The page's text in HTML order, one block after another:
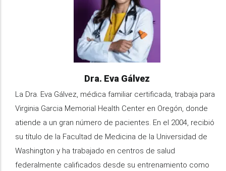
Name
Dra. Eva Gálvez
Information
La Dra. Eva Gálvez, médica familiar certificada, trabaja para
Virginia Garcia Memorial Health Center en Oregón, donde
atiende a un gran número de pacientes. En el 2004, recibió
su título de la Facultad de Medicina de la Universidad de
Washington y ha trabajado en centros de salud
federalmente calificados desde su entrenamiento como